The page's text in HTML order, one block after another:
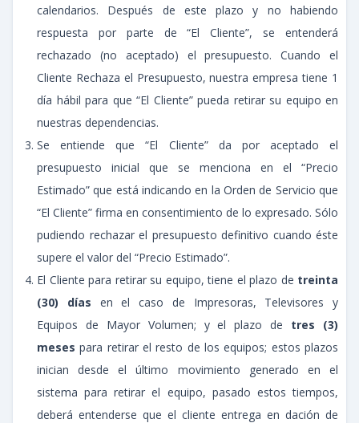
calendarios. Después de este plazo y no habiendo
respuesta por parte de “El Cliente”, se entenderá
rechazado (no aceptado) el presupuesto. Cuando el
Cliente Rechaza el Presupuesto, nuestra empresa tiene 1
día hábil para que “El Cliente” pueda retirar su equipo en
nuestras dependencias.
Se entiende que “El Cliente” da por aceptado el
presupuesto inicial que se menciona en el “Precio
Estimado” que está indicando en la Orden de Servicio que
“El Cliente” firma en consentimiento de lo expresado. Sólo
pudiendo rechazar el presupuesto definitivo cuando éste
supere el valor del “Precio Estimado”.
El Cliente para retirar su equipo, tiene el plazo de treinta
(30) días en el caso de Impresoras, Televisores y
Equipos de Mayor Volumen; y el plazo de tres (3)
mesespara retirar el resto de los equipos; estos plazos
inician desde el último movimiento generado en el
sistema para retirar el equipo, pasado estos tiempos,
deberá entenderse que el cliente entrega en dación de